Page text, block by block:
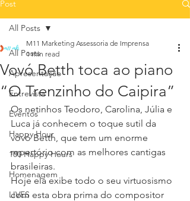
Post
All Posts
Apresentação
Entrevista
Eventos
Happy Hour
100 Happy Hours
Homenagem
LIVES
All Posts
Vovó Betth toca ao piano
“O Trenzinho do Caipira”
M11 Marketing Assessoria de Imprensa
1 min read
Os netinhos Teodoro, Carolina, Júlia e
Luca já conhecem o toque sutil da
vovó Betth, que tem um enorme
repertório com as melhores cantigas
brasileiras.
Hoje ela exibe todo o seu virtuosismo
com esta obra prima do compositor